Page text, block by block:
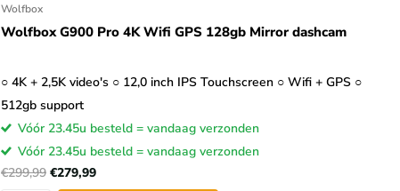
Wolfbox
Wolfbox G900 Pro 4K Wifi GPS 128gb Mirror dashcam
○ 4K + 2,5K video's ○ 12,0 inch IPS Touchscreen ○ Wifi + GPS ○
512gb support
Vóór 23.45u besteld = vandaag verzonden
Vóór 23.45u besteld = vandaag verzonden
€299,99 €279,99